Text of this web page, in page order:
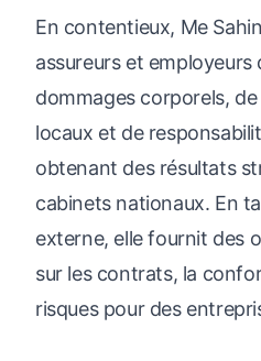
En contentieux, Me
assureurs et employeurs
dommages corporels,
locaux et de
obtenant des résultats
cabinets nationaux. En
externe, elle fournit des
sur les contrats, la
risques pour des